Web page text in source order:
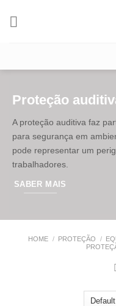
Proteção
A proteção auditiva faz
para segurança em
pode representar um
trabalhadores.
SABER MAIS
HOME / PROTEÇÃO /